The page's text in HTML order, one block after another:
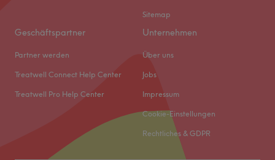
Sitemap
Geschäftspartner
Partner werden
Treatwell Connect Help Center
Treatwell Pro Help Center
Unternehmen
Über uns
Jobs
Impressum
Cookie-Einstellungen
Rechtliches & GDPR